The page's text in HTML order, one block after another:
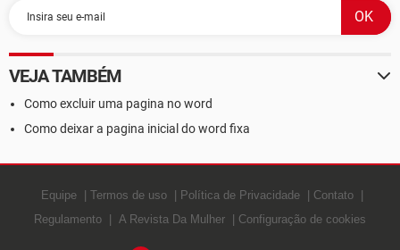
VEJA TAMBÉM
Como excluir uma pagina no word
Como deixar a pagina inicial do word fixa
Equipe Termos de uso Política de Privacidade
Contato
Regulamento
A Revista Da Mulher Configuração de cookies